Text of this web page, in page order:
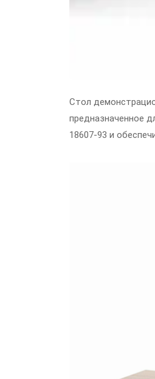
Стол
предназначенное
18607-93 и